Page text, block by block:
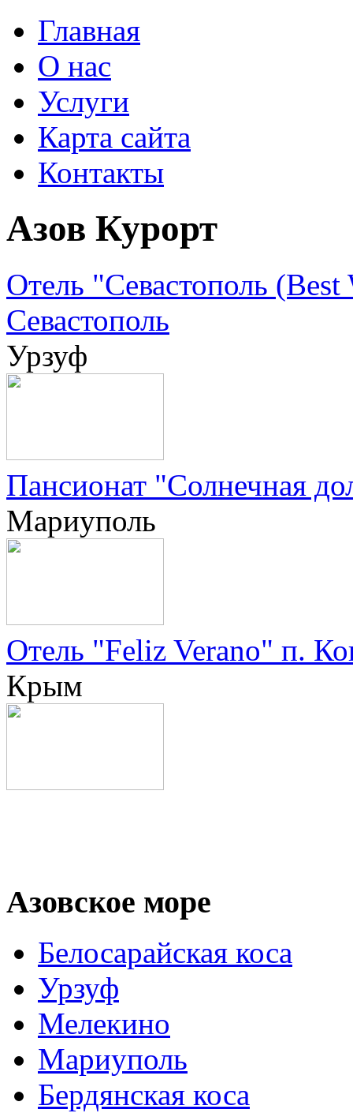
Главная
О нас
Услуги
Карта сайта
Контакты
Азов Курорт
Отель "Севастополь (Best
Севастополь
Урзуф
Пансионат "Солнечная
Мариуполь
Отель "Feliz Verano" п.
Крым
Азовское море
Белосарайская коса
Урзуф
Мелекино
Мариуполь
Бердянская коса